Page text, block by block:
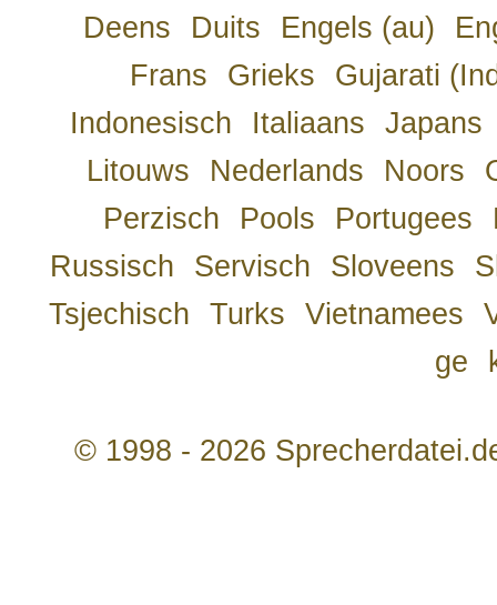
Deens
Duits Engels (au)
Frans
Grieks
Gujarati
Indonesisch
Italiaans
Japans
Litouws
Nederlands Noors
Perzisch
Pools Portugees
Russisch
Servisch Sloveens
Tsjechisch
Turks Vietnamees
ge
© 1998 - 2026